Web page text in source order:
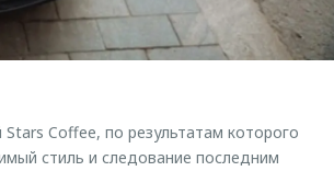
Coffee, по результатам которого
стиль и следование последним